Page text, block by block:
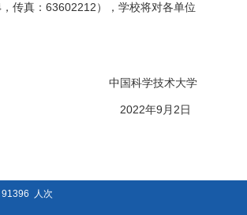
传真：63602212），学校将对各单位
中国科学技术大学
2022年9月2日
91396 人次